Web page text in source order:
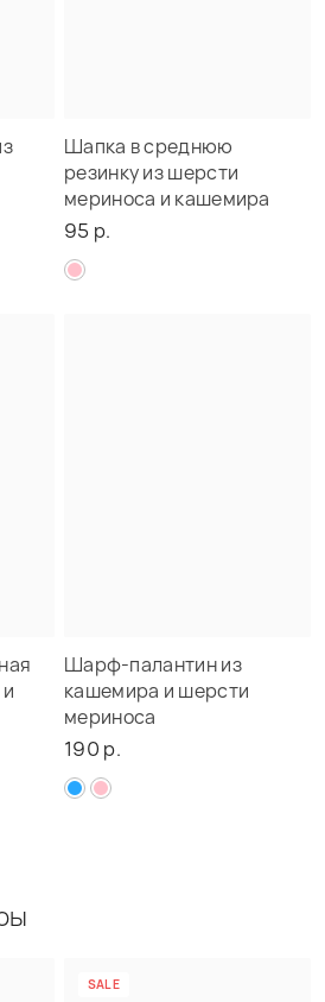
Шапка в среднюю
резинку из шерсти
мериноса и кашемира
95 р.
Шарф-палантин из
кашемира и шерсти
мериноса
190 р.
SALE